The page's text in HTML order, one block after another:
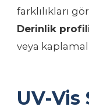
farklılıkları
Derinlik
veya
UV-